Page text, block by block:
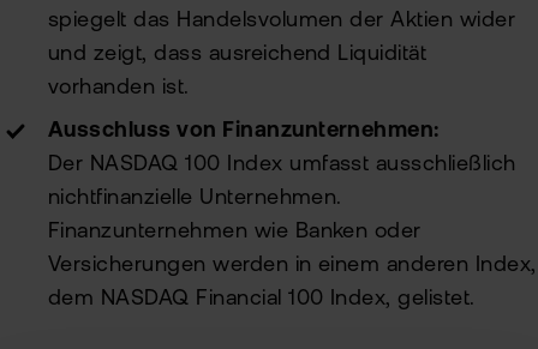
spiegelt das Handelsvolumen der Aktien wider
und zeigt, dass ausreichend Liquidität
vorhanden ist.
Ausschluss von Finanzunternehmen:
Der NASDAQ 100 Index umfasst ausschließlich
nichtfinanzielle Unternehmen.
Finanzunternehmen wie Banken oder
Versicherungen werden in einem anderen Index,
dem NASDAQ Financial 100 Index, gelistet.